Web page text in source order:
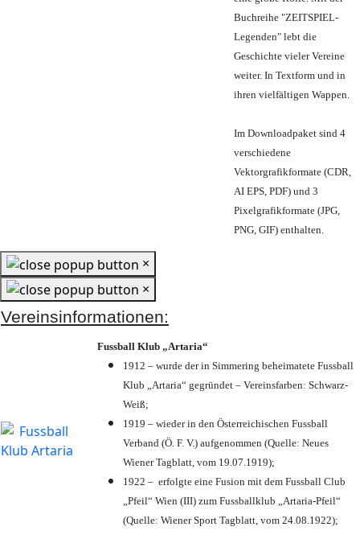
Buchreihe "ZEITSPIEL-
Legenden" lebt die
Geschichte vieler Vereine
weiter. In Textform und in
ihren vielfältigen Wappen.
Im Downloadpaket sind 4
verschiedene
Vektorgrafikformate (CDR,
AI EPS, PDF) und 3
Pixelgrafikformate (JPG,
PNG, GIF) enthalten.
×
×
Vereinsinformationen:
Fussball Klub „Artaria“
1912 – wurde der in Simmering beheimatete Fussball
Klub „Artaria“ gegründet – Vereinsfarben: Schwarz-
Weiß;
1919 – wieder in den Österreichischen Fussball
Verband (Ö. F. V.) aufgenommen (Quelle: Neues
Wiener Tagblatt, vom 19.07.1919);
1922 – erfolgte eine Fusion mit dem Fussball Club
„Pfeil“ Wien (III) zum Fussballklub „Artaria-Pfeil“
(Quelle: Wiener Sport Tagblatt, vom 24.08.1922);